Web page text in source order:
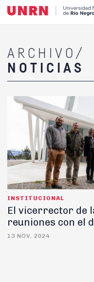
ARCHIVO/
NOTICIAS
INSTITUCIONAL
El vicerrector de
reuniones con el
13 NOV, 2024